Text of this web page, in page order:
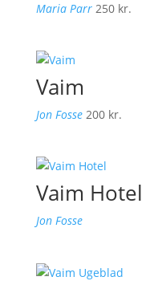
Maria Parr 250 kr.
Vaim
Jon Fosse 200 kr.
Vaim Hotel
Jon Fosse